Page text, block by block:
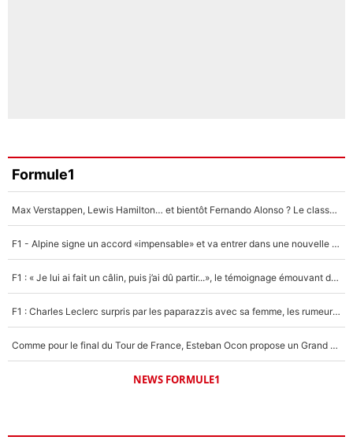
Formule1
Max Verstappen, Lewis Hamilton… et bientôt Fernando Alonso ? Le classement des pilotes les mieux payés en Formule 1 risque de changer !
F1 - Alpine signe un accord «impensable» et va entrer dans une nouvelle dimension : Grande nouvelle pour Pierre Gasly !
F1 : « Je lui ai fait un câlin, puis j’ai dû partir...», le témoignage émouvant de Max Verstappen sur sa fille
F1 : Charles Leclerc surpris par les paparazzis avec sa femme, les rumeurs étaient vraies !
Comme pour le final du Tour de France, Esteban Ocon propose un Grand Prix de Formule 1 à Paris : «Autour de l’Arc de Triomphe, ce serait génial» !
NEWS FORMULE1